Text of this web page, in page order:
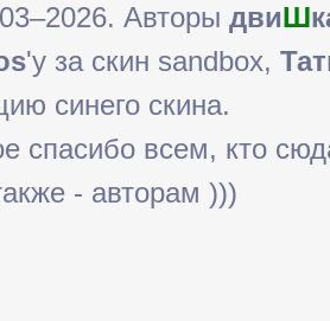
Авторы двиШ
'у за скин sandbox,
синего скина.
спасибо всем, кто
- авторам )))